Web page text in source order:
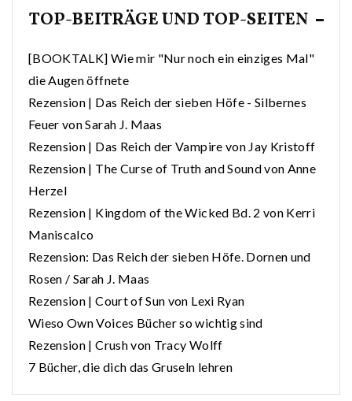
TOP-BEITRÄGE UND TOP-SEITEN
[BOOKTALK] Wie mir "Nur noch ein einziges Mal"
die Augen öffnete
Rezension | Das Reich der sieben Höfe - Silbernes
Feuer von Sarah J. Maas
Rezension | Das Reich der Vampire von Jay Kristoff
Rezension | The Curse of Truth and Sound von Anne
Herzel
Rezension | Kingdom of the Wicked Bd. 2 von Kerri
Maniscalco
Rezension: Das Reich der sieben Höfe. Dornen und
Rosen / Sarah J. Maas
Rezension | Court of Sun von Lexi Ryan
Wieso Own Voices Bücher so wichtig sind
Rezension | Crush von Tracy Wolff
7 Bücher, die dich das Gruseln lehren